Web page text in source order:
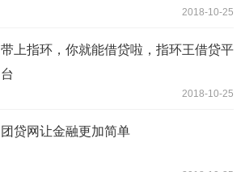
2018-10-25
带上指环，你就能借贷啦，指环王借贷平
台
2018-10-25
团贷网让金融更加简单